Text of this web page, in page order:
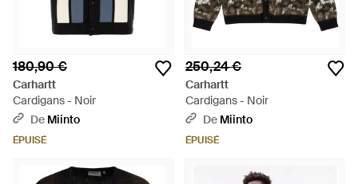
180,90 €
Carhartt
Cardigans - Noir
De Miinto
ÉPUISÉ
250,24 €
Carhartt
Cardigans - Noir
De Miinto
ÉPUISÉ